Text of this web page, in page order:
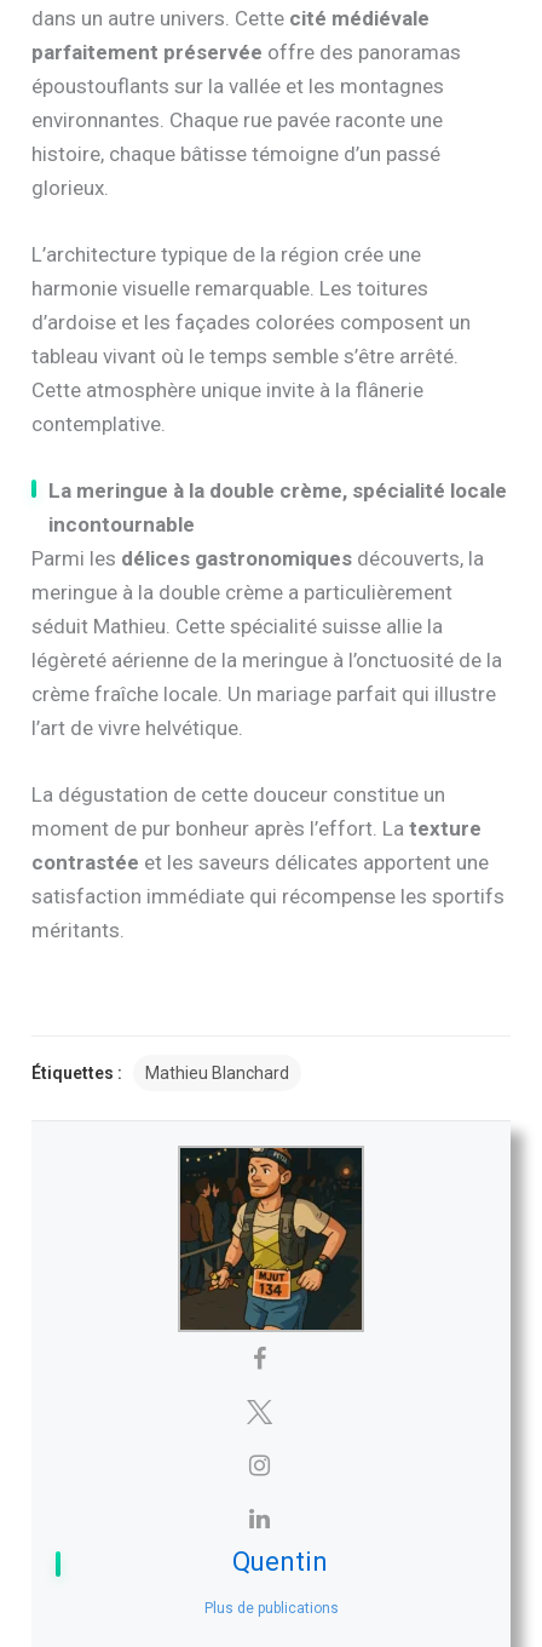
dans un autre univers. Cette cité médiévale
parfaitement préservée offre des panoramas
époustouflants sur la vallée et les montagnes
environnantes. Chaque rue pavée raconte une
histoire, chaque bâtisse témoigne d’un passé
glorieux.
L’architecture typique de la région crée une
harmonie visuelle remarquable. Les toitures
d’ardoise et les façades colorées composent un
tableau vivant où le temps semble s’être arrêté.
Cette atmosphère unique invite à la flânerie
contemplative.
La meringue à la double crème, spécialité locale
incontournable
Parmi les délices gastronomiques découverts, la
meringue à la double crème a particulièrement
séduit Mathieu. Cette spécialité suisse allie la
légèreté aérienne de la meringue à l’onctuosité de la
crème fraîche locale. Un mariage parfait qui illustre
l’art de vivre helvétique.
La dégustation de cette douceur constitue un
moment de pur bonheur après l’effort. Latexture
contrastée et les saveurs délicates apportent une
satisfaction immédiate qui récompense les sportifs
méritants.
Étiquettes : Mathieu Blanchard
Quentin
Plus de publications